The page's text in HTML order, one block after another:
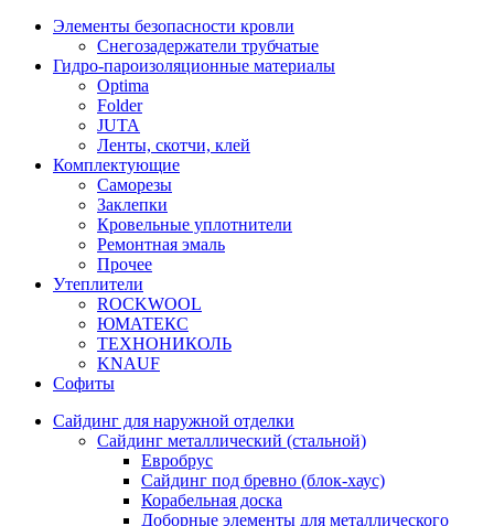
Элементы безопасности кровли
Снегозадержатели трубчатые
Гидро-пароизоляционные материалы
Optima
Folder
JUTA
Ленты, скотчи, клей
Комплектующие
Саморезы
Заклепки
Кровельные уплотнители
Ремонтная эмаль
Прочее
Утеплители
ROCKWOOL
ЮМАТЕКС
ТЕХНОНИКОЛЬ
KNAUF
Софиты
Сайдинг для наружной отделки
Сайдинг металлический (стальной)
Евробрус
Сайдинг под бревно (блок-хаус)
Корабельная доска
Доборные элементы для металлического